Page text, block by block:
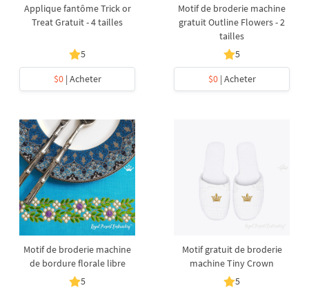
Applique fantôme Trick or
Treat Gratuit - 4 tailles
5
$0| Acheter
Motif de broderie machine
gratuit Outline Flowers - 2
tailles
5
$0| Acheter
Motif de broderie machine
de bordure florale libre
5
Motif gratuit de broderie
machine Tiny Crown
5